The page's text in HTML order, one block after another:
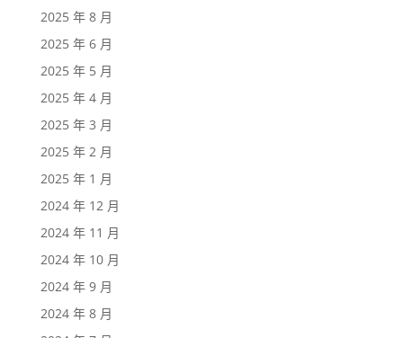
2025 年 8 月
2025 年 6 月
2025 年 5 月
2025 年 4 月
2025 年 3 月
2025 年 2 月
2025 年 1 月
2024 年 12 月
2024 年 11 月
2024 年 10 月
2024 年 9 月
2024 年 8 月